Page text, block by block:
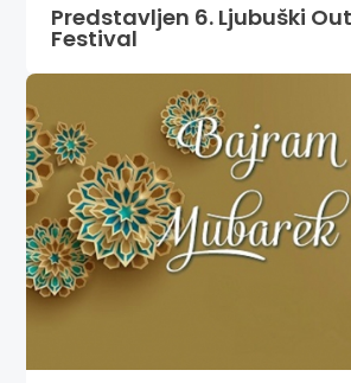
Predstavljen 6. Ljubuški
Festival